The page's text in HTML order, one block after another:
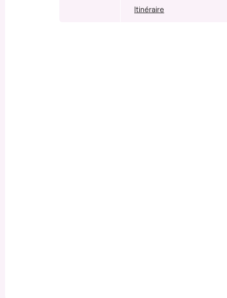
Itinéraire